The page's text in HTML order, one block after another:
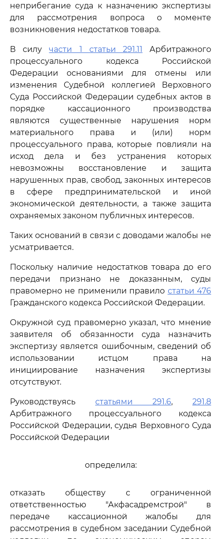
неприбегание суда к назначению экспертизы
для рассмотрения вопроса о моменте
возникновения недостатков товара.
В силучасти 1 статьи 291.11 Арбитражного
процессуального кодекса Российской
Федерации основаниями для отмены или
изменения Судебной коллегией Верховного
Суда Российской Федерации судебных актов в
порядке кассационного производства
являются существенные нарушения норм
материального права и (или) норм
процессуального права, которые повлияли на
исход дела и без устранения которых
невозможны восстановление и защита
нарушенных прав, свобод, законных интересов
в сфере предпринимательской и иной
экономической деятельности, а также защита
охраняемых законом публичных интересов.
Таких оснований в связи с доводами жалобы не
усматривается.
Поскольку наличие недостатков товара до его
передачи признано не доказанным, суды
правомерно не применили правило статьи 476
Гражданского кодекса Российской Федерации.
Окружной суд правомерно указал, что мнение
заявителя об обязанности суда назначить
экспертизу является ошибочным, сведений об
использовании истцом права на
инициирование назначения экспертизы
отсутствуют.
Руководствуясь статьями 291.6, 291.8
Арбитражного процессуального кодекса
Российской Федерации, судья Верховного Суда
Российской Федерации
определила:
отказать обществу с ограниченной
ответственностью "Акфасадремстрой" в
передаче кассационной жалобы для
рассмотрения в судебном заседании Судебной